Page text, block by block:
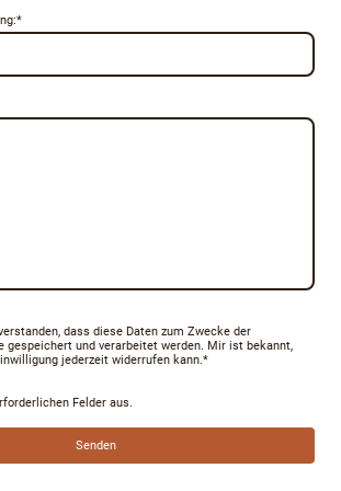
*
dass diese Daten zum Zwecke der
gespeichert und verarbeitet werden. Mir ist bekannt,
jederzeit widerrufen kann.*
Felder aus.
Senden